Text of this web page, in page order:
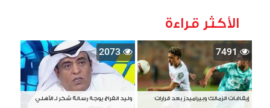
الأكثر قراءة
7491
إيقافات الزمالك وبيراميدز بعد قرارات
2073
وليد الفراج يوجه رسالة شكر لـ الأهلي